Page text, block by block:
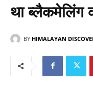
था ब्लैकमेलिंग
BY HIMALAYAN